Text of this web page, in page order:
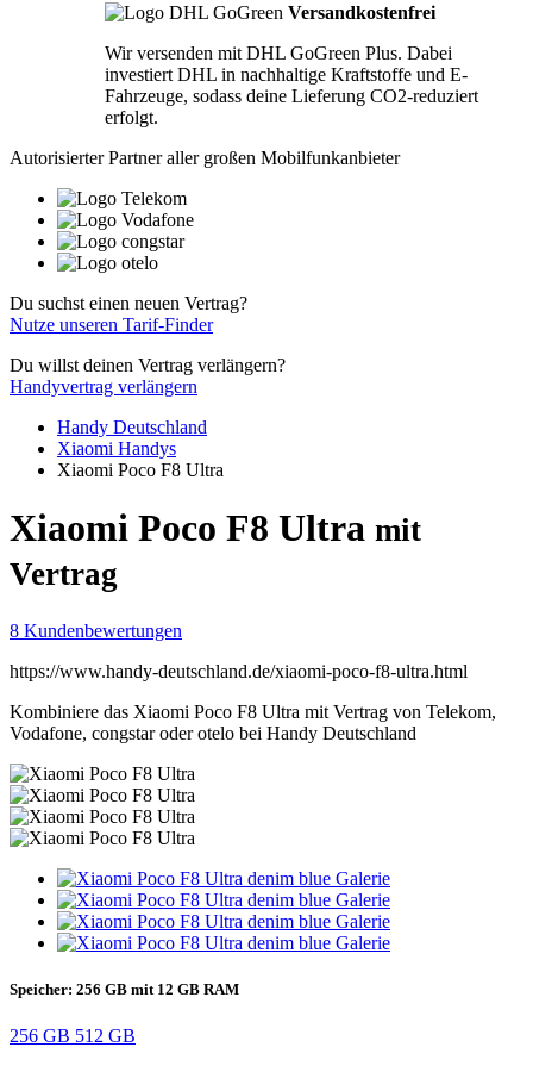
Versandkostenfrei
Wir versenden mit DHL GoGreen Plus. Dabei
investiert DHL in nachhaltige Kraftstoffe und E-
Fahrzeuge, sodass deine Lieferung CO2-reduziert
erfolgt.
Autorisierter Partner aller großen Mobilfunkanbieter
Du suchst einen neuen Vertrag?
Nutze unseren Tarif-Finder
Du willst deinen Vertrag verlängern?
Handyvertrag verlängern
Handy Deutschland
Xiaomi Handys
Xiaomi Poco F8 Ultra
Xiaomi Poco F8 Ultra mit
Vertrag
8 Kundenbewertungen
https://www.handy-deutschland.de/xiaomi-poco-f8-ultra.html
Kombiniere das Xiaomi Poco F8 Ultra mit Vertrag von Telekom,
Vodafone, congstar oder otelo bei Handy Deutschland
Speicher: 256 GB mit 12 GB RAM
256 GB 512 GB